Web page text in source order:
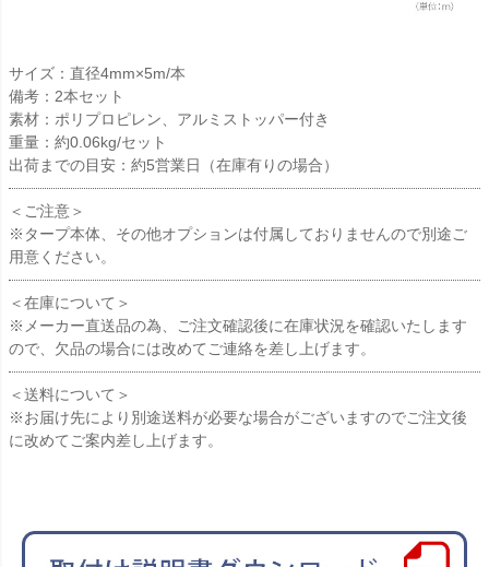
サイズ：直径4mm×5m/本
備考：2本セット
素材：ポリプロピレン、アルミストッパー付き
重量：約0.06kg/セット
出荷までの目安：約5営業日（在庫有りの場合）
＜ご注意＞
※タープ本体、その他オプションは付属しておりませんので別途ご
用意ください。
＜在庫について＞
※メーカー直送品の為、ご注文確認後に在庫状況を確認いたします
ので、欠品の場合には改めてご連絡を差し上げます。
＜送料について＞
※お届け先により別途送料が必要な場合がございますのでご注文後
に改めてご案内差し上げます。